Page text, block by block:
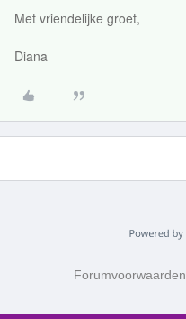
Met vriendelijke groet,
Diana
Forumvoorwaarden